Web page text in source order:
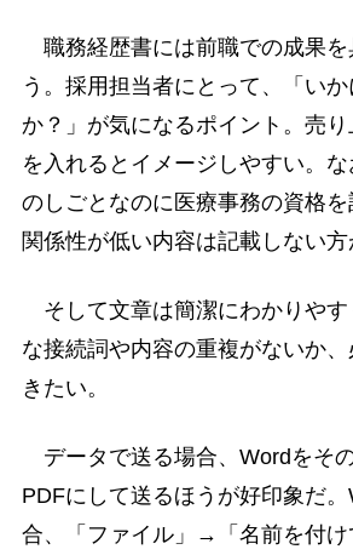
職務経歴書には前職での成果を
う。採用担当者にとって、「い
か？」が気になるポイント。売
を入れるとイメージしやすい。
のしごとなのに医療事務の資格を
関係性が低い内容は記載しない方
そして文章は簡潔にわかりやす
な接続詞や内容の重複がないか
きたい。
データで送る場合、Wordをその
PDFにして送るほうが好印象だ
合、「ファイル」→「名前を付